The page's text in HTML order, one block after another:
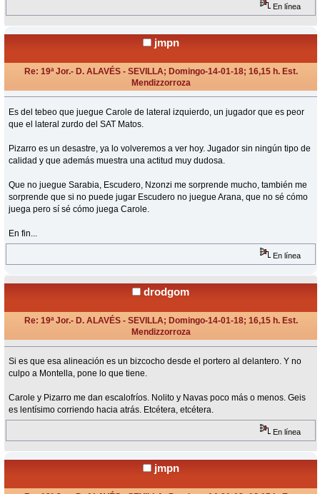
En línea
jmpn
Re: 19ª Jor.- D. ALAVÉS - SEVILLA; Domingo-14-01-18; 16,15 h. Est.
Mendizzorroza
Es del tebeo que juegue Carole de lateral izquierdo, un jugador que es peor
que el lateral zurdo del SAT Matos.
Pizarro es un desastre, ya lo volveremos a ver hoy. Jugador sin ningún tipo de
calidad y que además muestra una actitud muy dudosa.
Que no juegue Sarabia, Escudero, Nzonzi me sorprende mucho, también me
sorprende que si no puede jugar Escudero no juegue Arana, que no sé cómo
juega pero sí sé cómo juega Carole.
En fin...
En línea
drodgom
Re: 19ª Jor.- D. ALAVÉS - SEVILLA; Domingo-14-01-18; 16,15 h. Est.
Mendizzorroza
Si es que esa alineación es un bizcocho desde el portero al delantero. Y no
culpo a Montella, pone lo que tiene.
Carole y Pizarro me dan escalofríos. Nolito y Navas poco más o menos. Geis
es lentísimo corriendo hacia atrás. Etcétera, etcétera.
En línea
jmpn